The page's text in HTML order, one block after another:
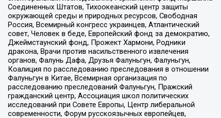
Соединенных Штатов, Тихоокеанский центр защиты
окружающей среды и природных ресурсов, Свободная
Россия, Всемирный конгресс украинцев, Атлантический
совет, Человек в беде, Европейский фонд за демократию,
Джеймстаунский фонд, Прожект Хармони, Родники
дракона, Врачи против насильственного извлечения
органов, Фалунь Дафа, Друзья Фалуньгун, Фалуньгун,
Коалиция по расследованию преследования в отношении
Фалуньгун в Китае, Всемирная организация по
расследованию преследований Фалуньгун, Пражский
гражданский центр, Ассоциация школ политических
исследований при Совете Европы, Центр либеральной
современности, Форум русскоязычных европейцев,